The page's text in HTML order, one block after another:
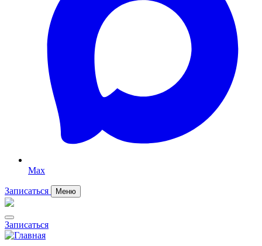
Max
Записаться Меню
Записаться